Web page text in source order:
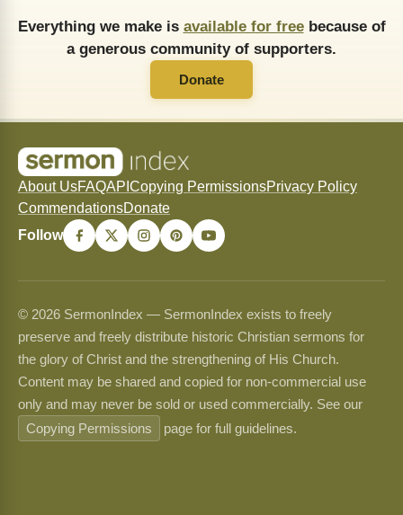
Everything we make is available for freebecause of
a generous community of supporters.
Donate
About UsFAQAPI Copying PermissionsPrivacy Policy
CommendationsDonate
Follow
© 2026 SermonIndex — SermonIndex exists to freely
preserve and freely distribute historic Christian sermons for
the glory of Christ and the strengthening of His Church.
Content may be shared and copied for non-commercial use
only and may never be sold or used commercially. See our
Copying Permissions
page for full guidelines.